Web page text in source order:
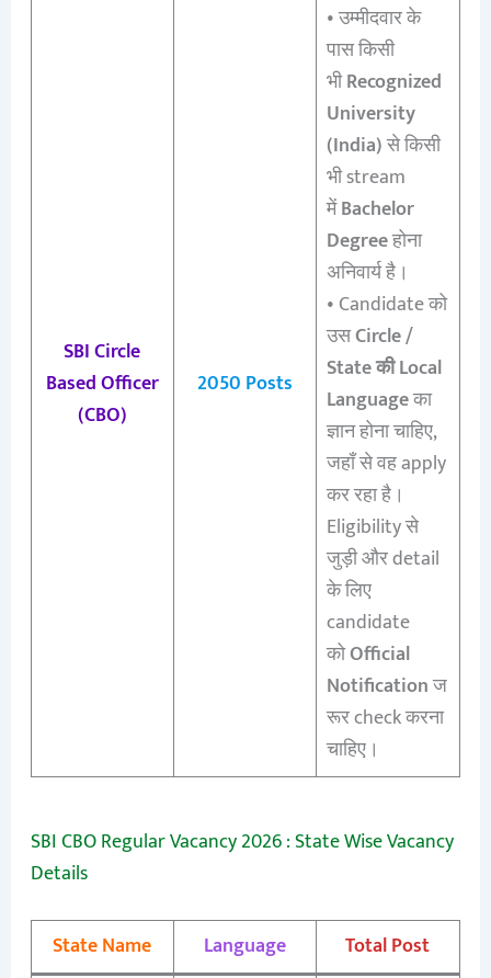
SBI Circle
Based Officer
(CBO)
2050 Posts
• उम्मीदवार के
पास किसी
भीRecognized
University
(India)से किसी
भी stream
मेंBachelor
Degreeहोना
अनिवार्य है।
• Candidate को
उसCircle /
State की Local
Languageका
ज्ञान होना चाहिए,
जहाँ से वह apply
कर रहा है।
Eligibility से
जुड़ी और detail
के लिए
candidate
कोOfficial
Notificationज
रूर check करना
चाहिए।
SBI CBO Regular Vacancy 2026 : State Wise Vacancy
Details
State Name Language Total Post